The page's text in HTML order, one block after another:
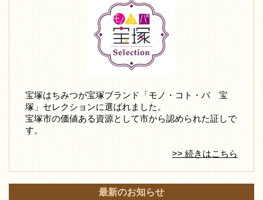
宝塚はちみつが宝塚ブランド「モノ・コト・バ 宝
塚」セレクションに選ばれました。
宝塚市の価値ある資源として市から認められた証しで
す。
>> 続きはこちら
最新のお知らせ